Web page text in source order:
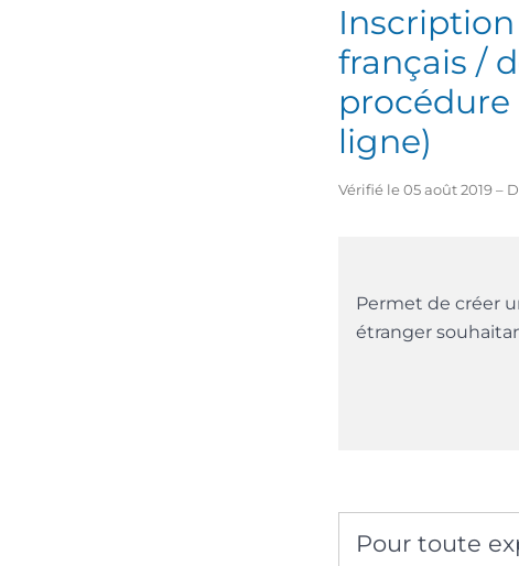
français /
procédure
ligne)
Vérifié le 05 août 2019
Permet de créer
étranger
Pour toute